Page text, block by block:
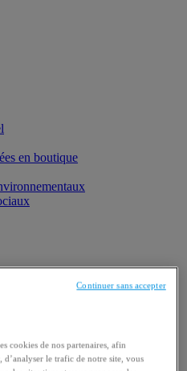
en boutique
cookies de nos partenaires, afin
le trafic de notre site, vous
Continuer sans accepter